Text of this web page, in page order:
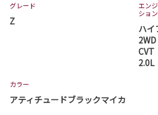
グレード
Z
エン
ション
ハイ
CVT
2.0L
カラー
アティチュードブラックマイカ